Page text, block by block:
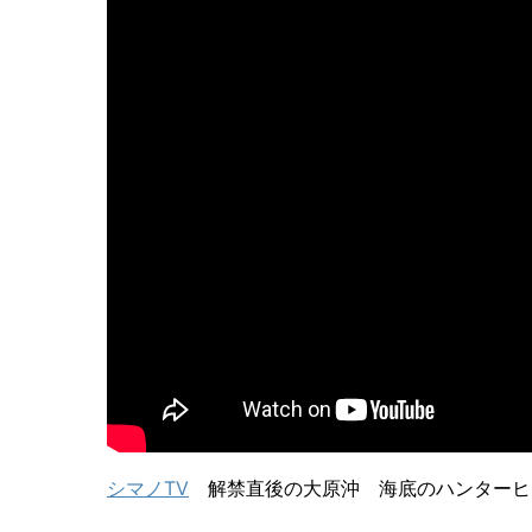
シマノTV 解禁直後の大原沖 海底のハンター